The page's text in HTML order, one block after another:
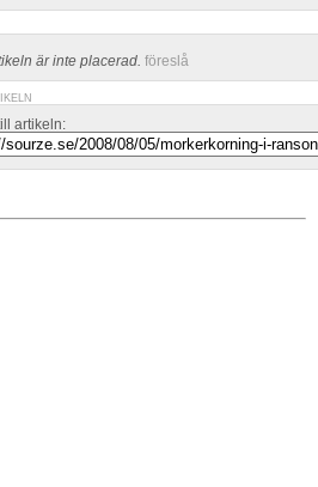
är inte placerad. föreslå
artikeln: